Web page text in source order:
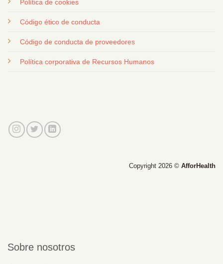
Política de cookies
Código ético de conducta
Código de conducta de proveedores
Política corporativa de Recursos Humanos
Copyright 2026 © AfforHealth
Sobre nosotros